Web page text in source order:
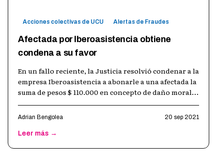
Acciones colectivas de UCU Alertas de Fraudes
Afectada por Iberoasistencia obtiene
condena a su favor
En un fallo reciente, la Justicia resolvió condenar a la
empresa Iberoasistencia a abonarle a una afectada la
suma de pesos $ 110.000 en concepto de daño moral y
Adrian Bengolea 20 sep 2021
Leer más →